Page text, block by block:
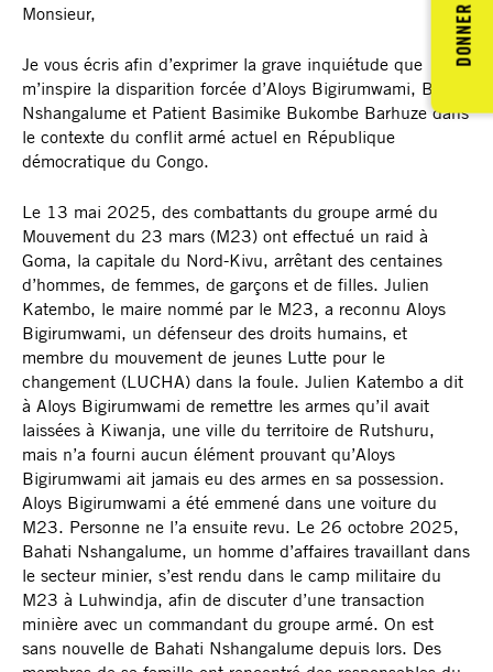
DONNER
Monsieur,
Je vous écris afin d’exprimer la grave inquiétude que
m’inspire la disparition forcée d’Aloys Bigirumwami, Bahati
Nshangalume et Patient Basimike Bukombe Barhuze dans
le contexte du conflit armé actuel en République
démocratique du Congo.
Le 13 mai 2025, des combattants du groupe armé du
Mouvement du 23 mars (M23) ont effectué un raid à
Goma, la capitale du Nord-Kivu, arrêtant des centaines
d’hommes, de femmes, de garçons et de filles. Julien
Katembo, le maire nommé par le M23, a reconnu Aloys
Bigirumwami, un défenseur des droits humains, et
membre du mouvement de jeunes Lutte pour le
changement (LUCHA) dans la foule. Julien Katembo a dit
à Aloys Bigirumwami de remettre les armes qu’il avait
laissées à Kiwanja, une ville du territoire de Rutshuru,
mais n’a fourni aucun élément prouvant qu’Aloys
Bigirumwami ait jamais eu des armes en sa possession.
Aloys Bigirumwami a été emmené dans une voiture du
M23. Personne ne l’a ensuite revu. Le 26 octobre 2025,
Bahati Nshangalume, un homme d’affaires travaillant dans
le secteur minier, s’est rendu dans le camp militaire du
M23 à Luhwindja, afin de discuter d’une transaction
minière avec un commandant du groupe armé. On est
sans nouvelle de Bahati Nshangalume depuis lors. Des